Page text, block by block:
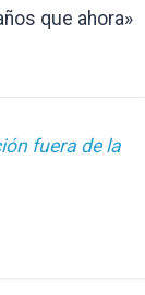
que ahora»
fuera de la